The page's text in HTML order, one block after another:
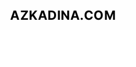
AZKADINA.COM